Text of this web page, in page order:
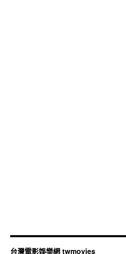
台灣電影娛樂網 twmovies